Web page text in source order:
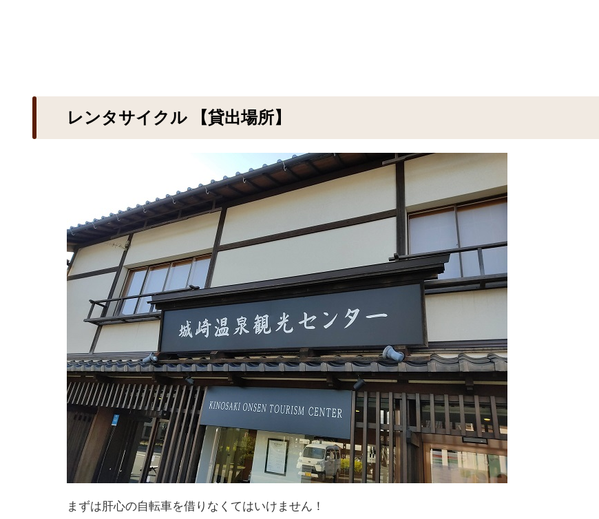
レンタサイクル 【貸出場所】
まずは肝心の自転車を借りなくてはいけません！